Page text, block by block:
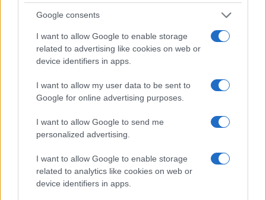
Google consents
I want to allow Google to enable storage
related to advertising like cookies on web or
device identifiers in apps.
I want to allow my user data to be sent to
Google for online advertising purposes.
I want to allow Google to send me
personalized advertising.
I want to allow Google to enable storage
related to analytics like cookies on web or
device identifiers in apps.
Pausa caffè impeccabile: come scegliere la
soluzione ideale per la casa e l’ufficio
Monte Pino, la fine di un lungo dolore: storia e
rinascita della strada che segnò la Gallura
Raid nelle campagne di Berchidda, rischio per
la rete elettrica